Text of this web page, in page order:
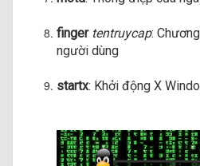
finger tentruycap:
người dùng
startx: Khởi động X